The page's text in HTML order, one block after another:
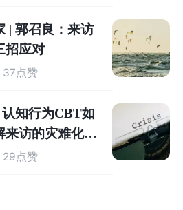
，而是从治疗的视角，如何更优
建立更有效的思维与行为模式应
向，不仅仅存在于 OCD中，而是
理和人格障碍的跨诊断现象（例
以及自恋型人格障碍
[1]）。
| 郭召良：来访
招应对
37点赞
知行为CBT如
来访的灾难化思
29点赞